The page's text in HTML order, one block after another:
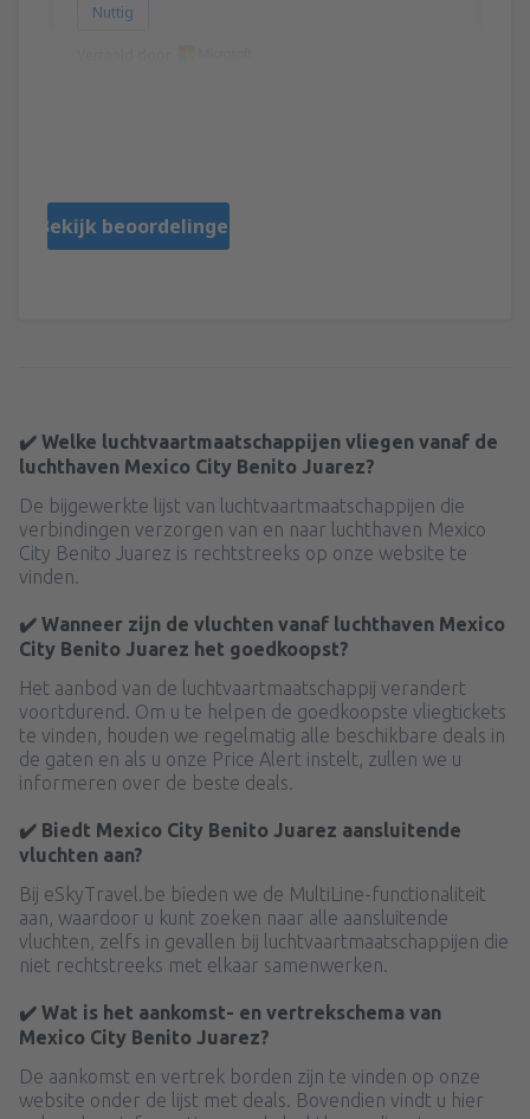
Nuttig
Bekijk beoordelingen
✔️ Welke luchtvaartmaatschappijen vliegen vanaf de
luchthaven Mexico City Benito Juarez?
De bijgewerkte lijst van luchtvaartmaatschappijen die
verbindingen verzorgen van en naar luchthaven Mexico
City Benito Juarez is rechtstreeks op onze website te
vinden.
✔️ Wanneer zijn de vluchten vanaf luchthaven Mexico
City Benito Juarez het goedkoopst?
Het aanbod van de luchtvaartmaatschappij verandert
voortdurend. Om u te helpen de goedkoopste vliegtickets
te vinden, houden we regelmatig alle beschikbare deals in
de gaten en als u onze Price Alert instelt, zullen we u
informeren over de beste deals.
✔️ Biedt Mexico City Benito Juarez aansluitende
vluchten aan?
Bij eSkyTravel.be bieden we de MultiLine-functionaliteit
aan, waardoor u kunt zoeken naar alle aansluitende
vluchten, zelfs in gevallen bij luchtvaartmaatschappijen die
niet rechtstreeks met elkaar samenwerken.
✔️ Wat is het aankomst- en vertrekschema van
Mexico City Benito Juarez?
De aankomst en vertrek borden zijn te vinden op onze
website onder de lijst met deals. Bovendien vindt u hier